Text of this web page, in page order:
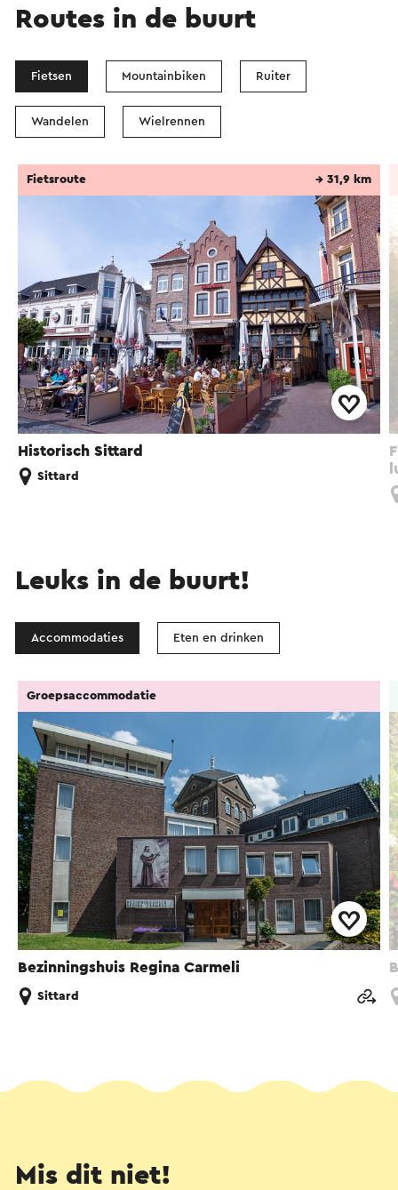
Routes in de buurt
Fietsen Mountainbiken Ruiter
Wandelen Wielrennen
Historisch Sittard
Fietsroute → 31,9 km
Sittard
Leuks in de buurt!
Accommodaties Eten en drinken
Bezinningshuis Regina Carmeli
Groepsaccommodatie
Sittard
Mis dit niet!